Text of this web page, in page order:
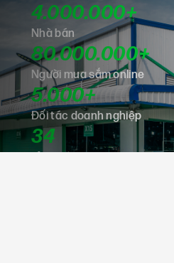
4.000.000+
Nhà bán
80.000.000+
Người mua sắm online
5.000+
Đối tác doanh nghiệp
34